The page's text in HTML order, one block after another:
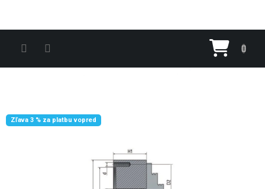
Zľava 3 % za platbu vopred